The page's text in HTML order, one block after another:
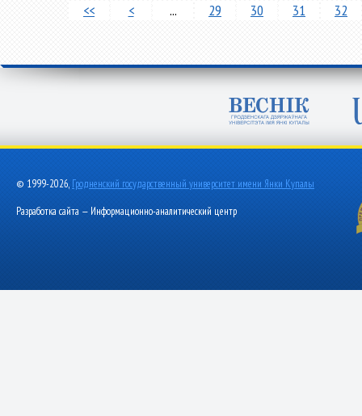
<< < ... 29 30 31 32
© 1999-2026, Гродненский государственный университет имени Янки Купалы
Разработка сайта — Информационно-аналитический центр